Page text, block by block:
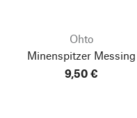
Ohto
Minenspitzer Messing
9,50 €